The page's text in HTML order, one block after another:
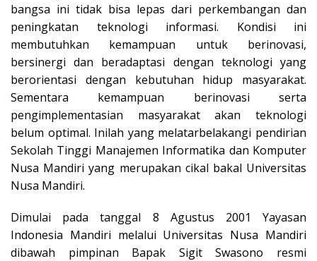
bangsa ini tidak bisa lepas dari perkembangan dan
peningkatan teknologi informasi. Kondisi ini
membutuhkan kemampuan untuk berinovasi,
bersinergi dan beradaptasi dengan teknologi yang
berorientasi dengan kebutuhan hidup masyarakat.
Sementara kemampuan berinovasi serta
pengimplementasian masyarakat akan teknologi
belum optimal. Inilah yang melatarbelakangi pendirian
Sekolah Tinggi Manajemen Informatika dan Komputer
Nusa Mandiri yang merupakan cikal bakal Universitas
Nusa Mandiri.
Dimulai pada tanggal 8 Agustus 2001 Yayasan
Indonesia Mandiri melalui Universitas Nusa Mandiri
dibawah pimpinan Bapak Sigit Swasono resmi